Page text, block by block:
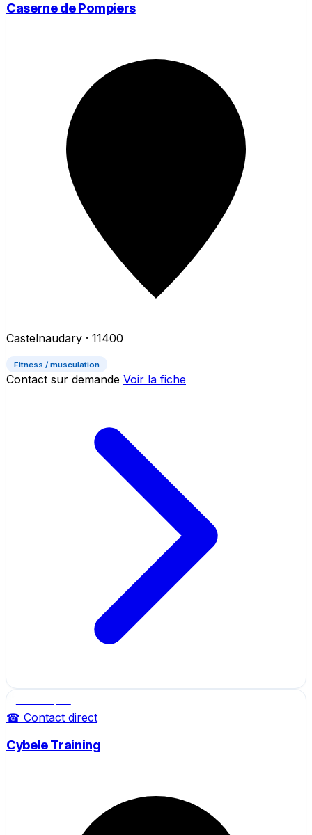
Caserne de Pompiers
Castelnaudary · 11400
Fitness / musculation
Contact sur demande Voir la fiche
☎ Contact direct
Cybele Training